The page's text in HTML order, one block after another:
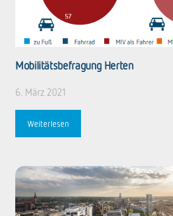
Mobilitätsbefragung Herten
6. März 2021
Weiterlesen